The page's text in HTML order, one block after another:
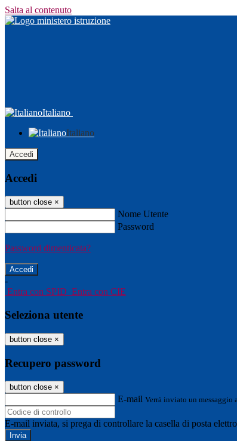
Salta al contenuto
Italiano
Italiano
Accedi
Accedi
button close ×
Nome Utente
Password
Password dimenticata?
-
Entra con SPID Entra con CIE
Seleziona utente
button close ×
Recupero password
button close ×
E-mail Verrà inviato un
E-mail inviata, si prega di controllare la casella di posta